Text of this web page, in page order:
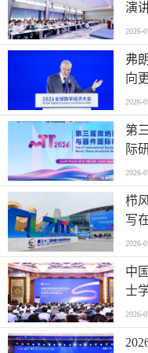
演
2026-
弗
向
2026-
第
际
2026-
栉
写
2026-
中
士
2026-